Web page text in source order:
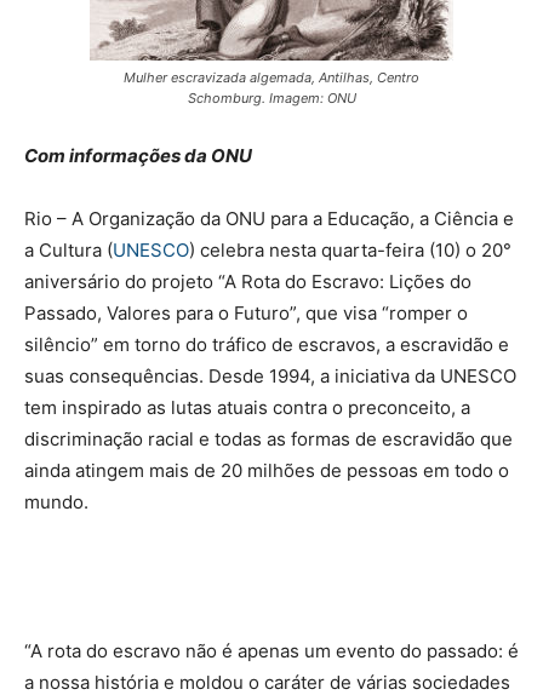
Mulher escravizada algemada, Antilhas, Centro
Schomburg. Imagem: ONU
Com informações da ONU
Rio – A Organização da ONU para a Educação, a Ciência e
a Cultura (UNESCO) celebra nesta quarta-feira (10) o 20°
aniversário do projeto “A Rota do Escravo: Lições do
Passado, Valores para o Futuro”, que visa “romper o
silêncio” em torno do tráfico de escravos, a escravidão e
suas consequências. Desde 1994, a iniciativa da UNESCO
tem inspirado as lutas atuais contra o preconceito, a
discriminação racial e todas as formas de escravidão que
ainda atingem mais de 20 milhões de pessoas em todo o
mundo.
“A rota do escravo não é apenas um evento do passado: é
a nossa história e moldou o caráter de várias sociedades